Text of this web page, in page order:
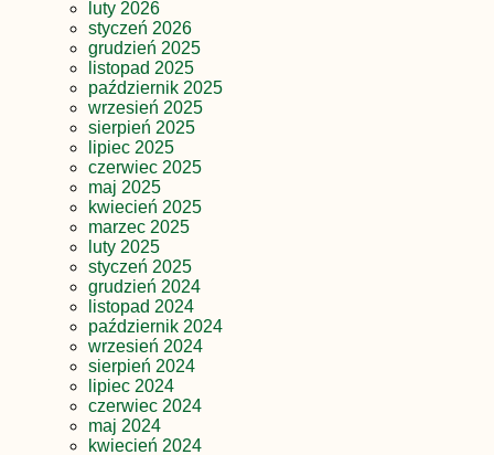
luty 2026
styczeń 2026
grudzień 2025
listopad 2025
październik 2025
wrzesień 2025
sierpień 2025
lipiec 2025
czerwiec 2025
maj 2025
kwiecień 2025
marzec 2025
luty 2025
styczeń 2025
grudzień 2024
listopad 2024
październik 2024
wrzesień 2024
sierpień 2024
lipiec 2024
czerwiec 2024
maj 2024
kwiecień 2024